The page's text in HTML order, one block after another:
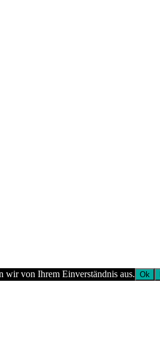
wir von Ihrem Einverständnis aus. Ok